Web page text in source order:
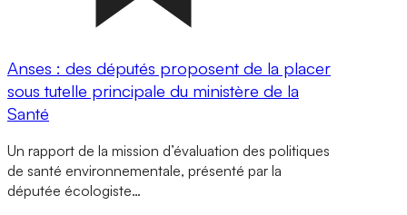
Anses : des députés proposent de la placer
sous tutelle principale du ministère de la
Santé
Un rapport de la mission d’évaluation des politiques
de santé environnementale, présenté par la
députée écologiste…